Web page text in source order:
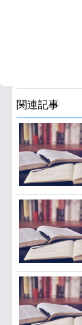
関連記事